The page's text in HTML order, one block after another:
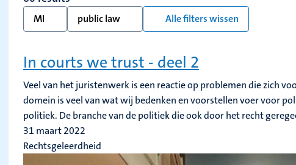
trefwoord
resultaten
vernieuwen
MI public law Alle filters wissen
In courts we trust - deel 2
Veel van het juristenwerk is een reactie op problemen die zich
domein is veel van wat wij bedenken en voorstellen voer voor
politiek. De branche van de politiek die ook door het recht
31 maart 2022
Rechtsgeleerdheid